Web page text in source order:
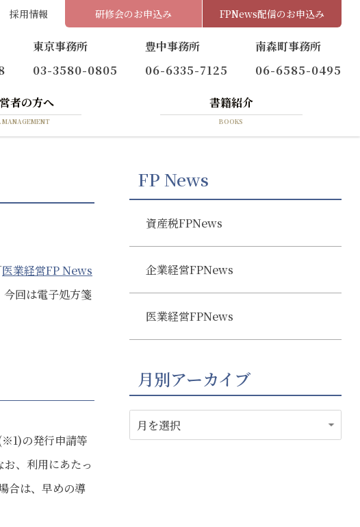
採用情報 研修会のお申込み FPNews配信のお申込み
東京事務所
03-3580-0805
豊中事務所
06-6335-7125
南森町事務所
06-6585-0495
者の方へ
MANAGEMENT
書籍紹介
BOOKS
医業経営FP News
今回は電子処方箋
の発行申請等
、利用にあたっ
合は、早めの導
FP News
資産税FPNews
企業経営FPNews
医業経営FPNews
月別アーカイブ